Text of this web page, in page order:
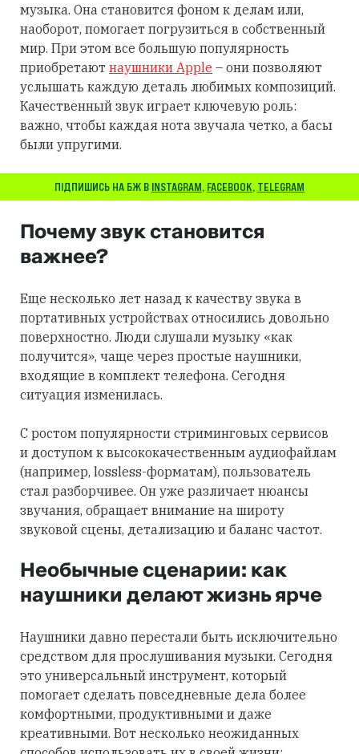
музыка. Она становится фоном к делам или,
наоборот, помогает погрузиться в собственный
мир. При этом все большую популярность
приобретают наушники Apple – они позволяют
услышать каждую деталь любимых композиций.
Качественный звук играет ключевую роль:
важно, чтобы каждая нота звучала четко, а басы
были упругими.
ПІДПИШИСЬ НА БЖ В INSTAGRAM, FACEBOOK, TELEGRAM
Почему звук становится
важнее?
Еще несколько лет назад к качеству звука в
портативных устройствах относились довольно
поверхностно. Люди слушали музыку «как
получится», чаще через простые наушники,
входящие в комплект телефона. Сегодня
ситуация изменилась.
С ростом популярности стриминговых сервисов
и доступом к высококачественным аудиофайлам
(например, lossless-форматам), пользователь
стал разборчивее. Он уже различает нюансы
звучания, обращает внимание на широту
звуковой сцены, детализацию и баланс частот.
Необычные сценарии: как
наушники делают жизнь ярче
Наушники давно перестали быть исключительно
средством для прослушивания музыки. Сегодня
это универсальный инструмент, который
помогает сделать повседневные дела более
комфортными, продуктивными и даже
креативными. Вот несколько неожиданных